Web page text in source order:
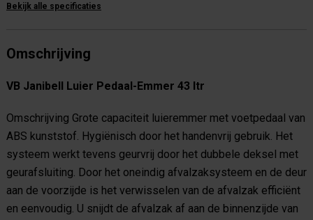
Bekijk alle specificaties
Omschrijving
VB Janibell Luier Pedaal-Emmer 43 ltr
Omschrijving Grote capaciteit luieremmer met voetpedaal van
ABS kunststof. Hygiënisch door het handenvrij gebruik. Het
systeem werkt tevens geurvrij door het dubbele deksel met
geurafsluiting. Door het oneindig afvalzaksysteem en de deur
aan de voorzijde is het verwisselen van de afvalzak efficiënt
en eenvoudig. U snijdt de afvalzak af aan de binnenzijde van